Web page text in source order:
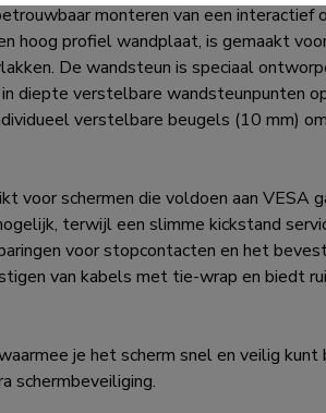
monteren van een
hoog profiel wandplaat, is gemaakt
De wandsteun is speciaal
diepte verstelbare wandsteunpunten
verstelbare beugels (10 mm)
voor schermen die voldoen aan
terwijl een slimme kickstand
voor stopcontacten en het
van kabels met tie-wrap en biedt
je het scherm snel en veilig
schermbeveiliging.